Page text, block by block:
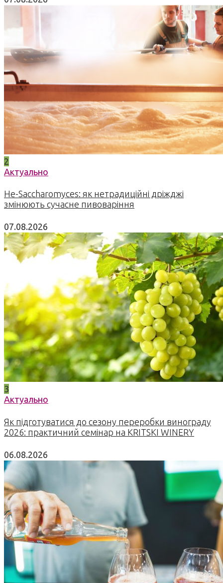
2
Актуально
Не-Saccharomyces: як нетрадиційні дріжджі
змінюють сучасне пивоваріння
07.08.2026
3
Актуально
Як підготуватися до сезону переробки винограду
2026: практичний семінар на KRITSKI WINERY
06.08.2026